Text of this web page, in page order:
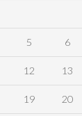
5 6
12 13
19 20